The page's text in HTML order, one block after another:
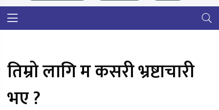
तिम्रो लागि म कसरी भ्रष्टाचारी
भए ?